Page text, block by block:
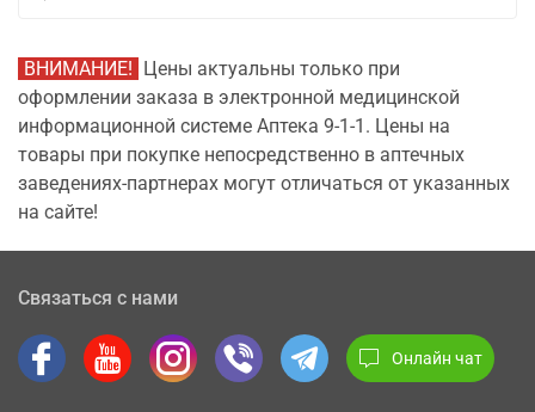
ВНИМАНИЕ! Цены актуальны только при
оформлении заказа в электронной медицинской
информационной системе Аптека 9-1-1. Цены на
товары при покупке непосредственно в аптечных
заведениях-партнерах могут отличаться от указанных
на сайте!
Связаться с нами
Онлайн чат